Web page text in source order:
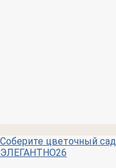
Соберите цветочный
ЭЛЕГАНТНО26